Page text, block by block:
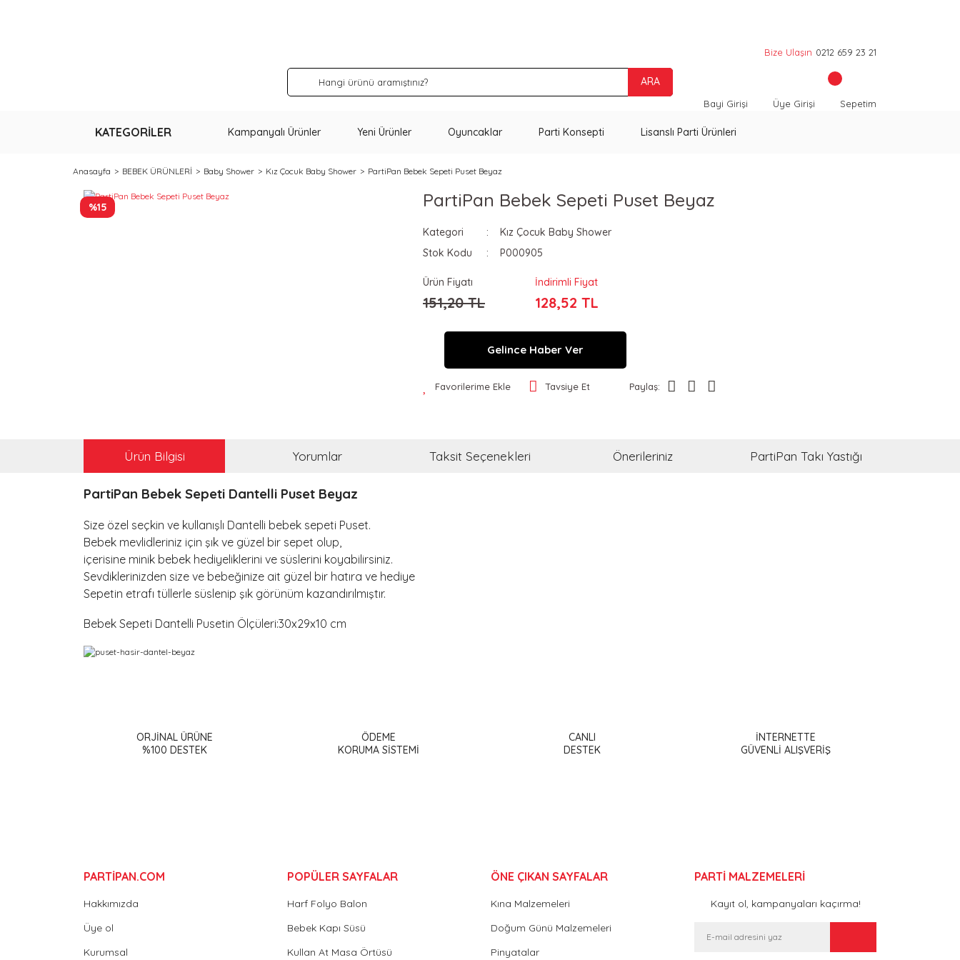
ARA
Bize Ulaşın 0212 659 23 21
Bayi Girişi Üye Girişi Sepetim
KATEGORİLER Kampanyalı Ürünler Yeni Ürünler Oyuncaklar Parti Konsepti Lisanslı Parti Ürünleri
Anasayfa BEBEK ÜRÜNLERİ Baby Shower Kız Çocuk Baby Shower PartiPan Bebek Sepeti Puset Beyaz
%15 PartiPan Bebek Sepeti Puset Beyaz
Kategori
Kız Çocuk Baby Shower
Stok Kodu
P000905
Ürün Fiyatı
151,20 TL
İndirimli Fiyat
128,52 TL
Gelince Haber Ver
Favorilerime Ekle Tavsiye Et Paylaş:
Ürün Bilgisi Yorumlar Taksit Seçenekleri Önerileriniz PartiPan Takı Yastığı
PartiPan Bebek Sepeti Dantelli Puset Beyaz
Size özel seçkin ve kullanışlı Dantelli bebek sepeti Puset.
Bebek mevlidleriniz için şık ve güzel bir sepet olup,
içerisine minik bebek hediyeliklerini ve süslerini koyabilirsiniz.
Sevdiklerinizden size ve bebeğinize ait güzel bir hatıra ve hediye
Sepetin etrafı tüllerle süslenip şık görünüm kazandırılmıştır.
Bebek Sepeti Dantelli Pusetin Ölçüleri:30x29x10 cm
Ürün resmi kalitesiz, bozuk veya görüntülenemiyor.
ORJİNAL ÜRÜNE
%100 DESTEK
ÖDEME
KORUMA SİSTEMİ
CANLI
DESTEK
İNTERNETTE
GÜVENLİ ALIŞVERİŞ
PARTİPAN.COM
Hakkımızda
Üye ol
Kurumsal
POPÜLER SAYFALAR
Harf Folyo Balon
Bebek Kapı Süsü
Kullan At Masa Örtüsü
ÖNE ÇIKAN SAYFALAR
Kına Malzemeleri
Doğum Günü Malzemeleri
Pinyatalar
PARTİ MALZEMELERİ
Kayıt ol, kampanyaları kaçırma!